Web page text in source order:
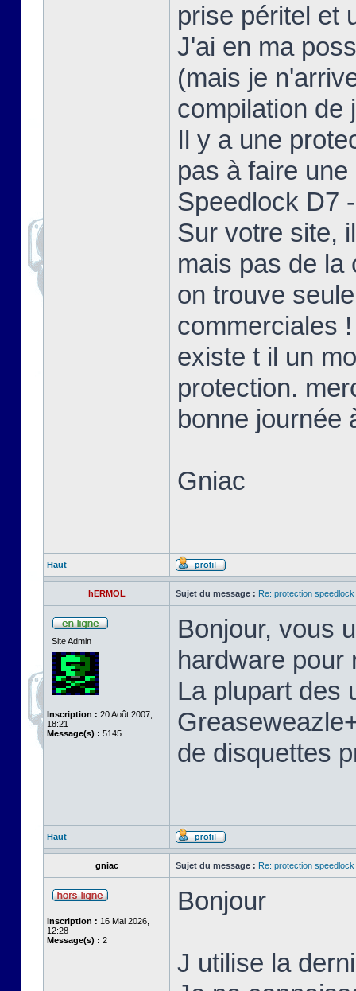
prise péritel et
J'ai en ma
(mais je
compilation de
Il y a une
pas à faire
Speedlock D7
Sur votre site,
mais pas de la
on trouve
commerciales !
existe t il un
protection.
bonne journée
Gniac
Haut
hERMOL Sujet du message : Re: protection
Site Admin
Inscription : 20 Août 2007,
18:21
Message(s) : 5145
Bonjour, vous
hardware pour
La plupart des
de disquettes
Haut
gniac Sujet du message : Re: protection
Inscription : 16 Mai 2026,
12:28
Message(s) : 2
Bonjour
J utilise la